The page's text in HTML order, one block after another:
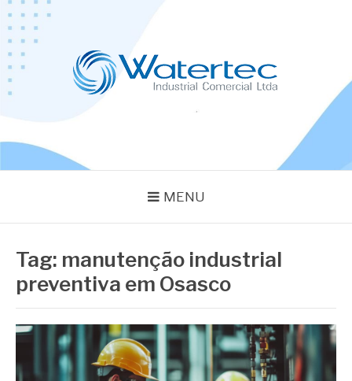
Pular
para
conteúdo
MENU
Tag: manutenção industrial
preventiva em Osasco